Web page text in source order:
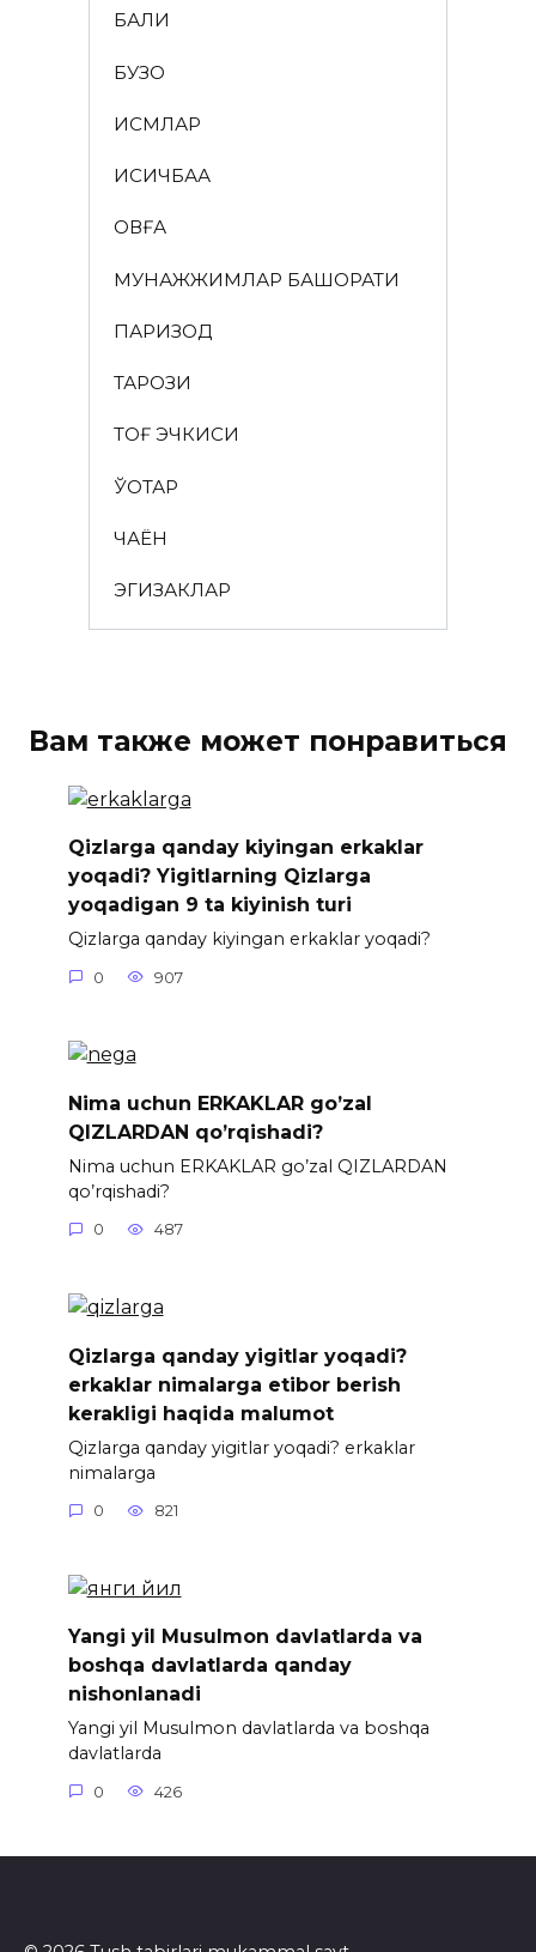
БАЛИҚ
БУЗОҚ
ИСМЛАР
ҚИСҚИЧБАҚА
ҚОВҒА
МУНАЖЖИМЛАР БАШОРАТИ
ПАРИЗОД
ТАРОЗИ
ТОҒ ЭЧКИСИ
ЎҚОТАР
ЧАЁН
ЭГИЗАКЛАР
Вам также может понравиться
Qizlarga qanday kiyingan erkaklar
yoqadi? Yigitlarning Qizlarga
yoqadigan 9 ta kiyinish turi
Qizlarga qanday kiyingan erkaklar yoqadi?
0 907
Nima uchun ERKAKLAR go’zal
QIZLARDAN qo’rqishadi?
Nima uchun ERKAKLAR go’zal QIZLARDAN
qo’rqishadi?
0 487
Qizlarga qanday yigitlar yoqadi?
erkaklar nimalarga etibor berish
kerakligi haqida malumot
Qizlarga qanday yigitlar yoqadi? erkaklar
nimalarga
0 821
Yangi yil Musulmon davlatlarda va
boshqa davlatlarda qanday
nishonlanadi
Yangi yil Musulmon davlatlarda va boshqa
davlatlarda
0 426